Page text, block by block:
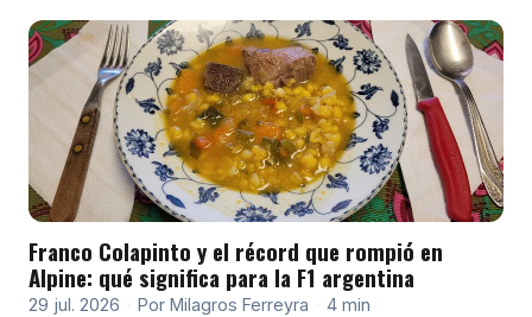
Franco Colapinto y el récord que rompió en
Alpine: qué significa para la F1 argentina
29 jul. 2026 · Por Milagros Ferreyra · 4 min